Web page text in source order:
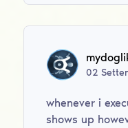
02
whenever i
shows up